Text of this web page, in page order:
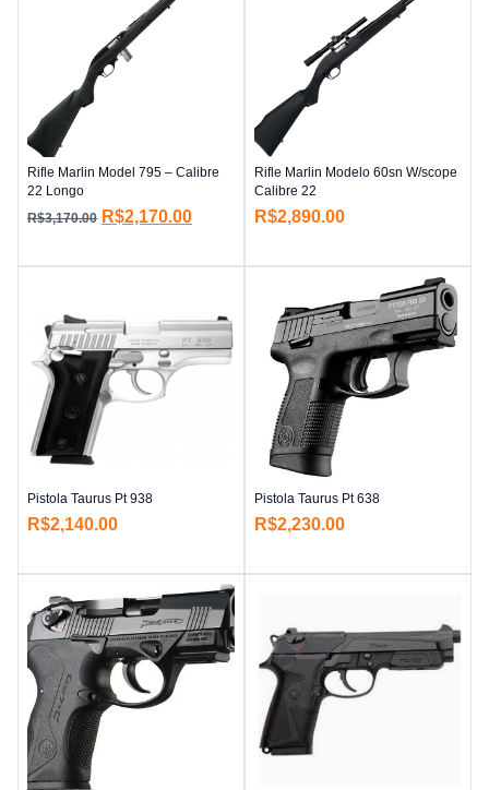
Rifle Marlin Model 795 – Calibre
22 Longo
R$3,170.00 R$2,170.00
Rifle Marlin Modelo 60sn W/scope
Calibre 22
R$2,890.00
Pistola Taurus Pt 938
R$2,140.00
Pistola Taurus Pt 638
R$2,230.00